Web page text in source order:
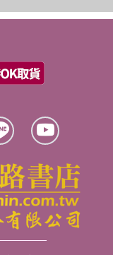
不會察言觀色。而
行為。
關，這些物質的分
特質。
、無法控制情緒、
工作上讓人更辛
症狀到一定程度。
或計算等特定能力
做不到的事情差距
考試每次都能靠臨
夠糟了，好不容易找
包的標準從「時尚
己一定會忘了更換內
西裝進一個包包裡，
包也是必要條件。